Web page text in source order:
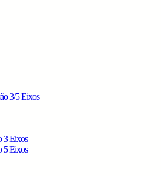
3/5 Eixos
3 Eixos
5 Eixos